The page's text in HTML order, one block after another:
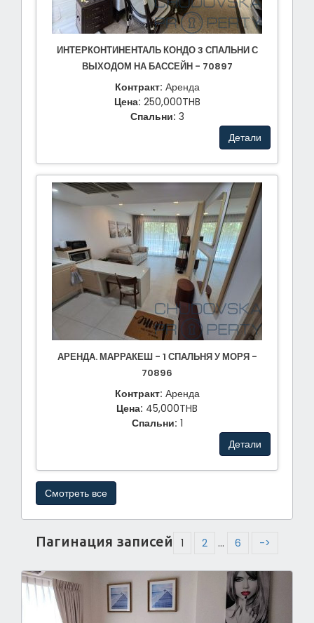
ИНТЕРКОНТИНЕНТАЛЬ КОНДО 3 СПАЛЬНИ С
ВЫХОДОМ НА БАССЕЙН - 70897
Контракт: Аренда
Цена: 250,000THB
Спальни: 3
Детали
АРЕНДА. МАРРАКЕШ - 1 СПАЛЬНЯ У МОРЯ -
70896
Контракт: Аренда
Цена: 45,000THB
Спальни: 1
Детали
Смотреть все
Пагинация записей 1 2 … 6 ->